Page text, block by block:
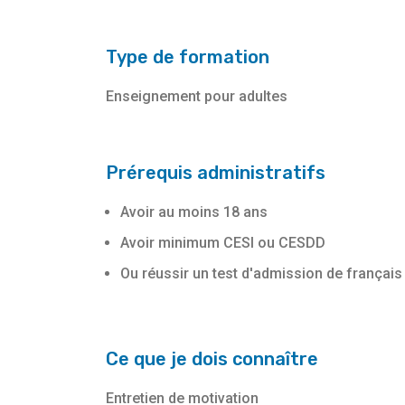
Type de formation
Enseignement pour adultes
Prérequis administratifs
Avoir au moins 18 ans
Avoir minimum CESI ou CESDD
Ou réussir un test d'admission de
Ce que je dois connaître
Entretien de motivation